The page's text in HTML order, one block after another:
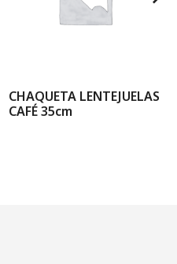
CHAQUETA LENTEJUELAS
CAFÉ 35cm